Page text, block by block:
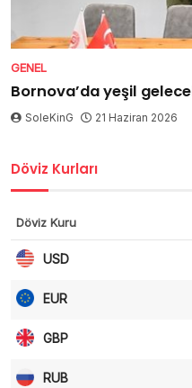
GENEL
Bornova’da yeşil
SoleKinG 21 Haziran 2026
Döviz Kurları
Döviz Kuru
USD
EUR
GBP
RUB